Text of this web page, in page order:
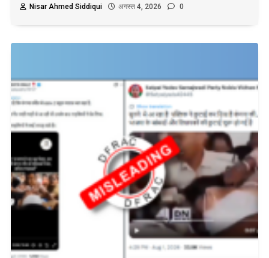
Nisar Ahmed Siddiqui
अगस्त 4, 2026 0